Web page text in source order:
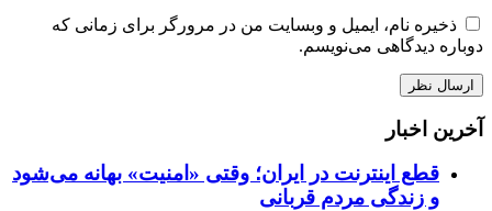
ذخیره نام، ایمیل و وبسایت من در مرورگر برای زمانی که
دوباره دیدگاهی می‌نویسم.
آخرین اخبار
قطع اینترنت در ایران؛ وقتی «امنیت» بهانه می‌شود
و زندگی مردم قربانی